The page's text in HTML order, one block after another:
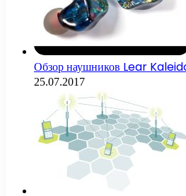
Обзор наушников Lear
25.07.2017